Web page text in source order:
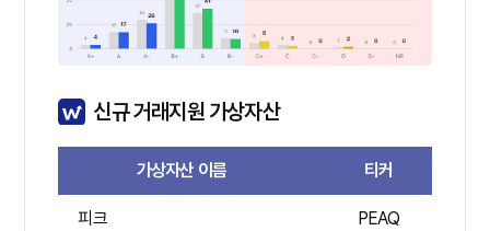
신규 거래지원 가상자산
가상자산 이름 티커
피크 PEAQ